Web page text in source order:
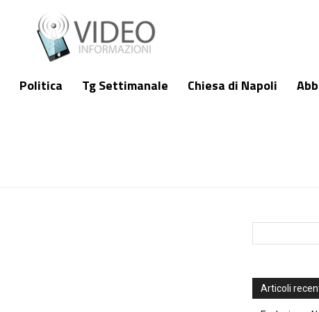
Politica Tg Settimanale Chiesa di Napoli
Articoli